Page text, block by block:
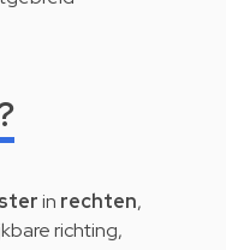
in rechten,
richting,